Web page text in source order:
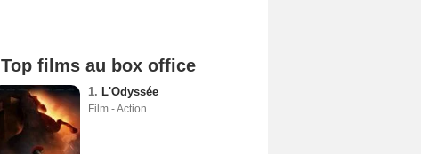
Top films au box office
1. L'Odyssée
Film - Action